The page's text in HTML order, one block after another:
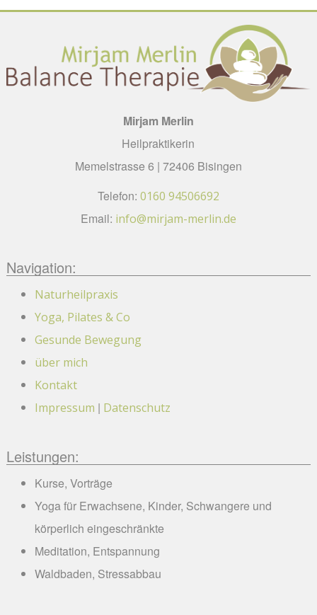
Mirjam Merlin
Heilpraktikerin
Memelstrasse 6 | 72406 Bisingen
Telefon: 0160 94506692
Email: info@mirjam-merlin.de
Navigation:
Naturheilpraxis
Yoga, Pilates & Co
Gesunde Bewegung
über mich
Kontakt
Impressum | Datenschutz
Leistungen:
Kurse, Vorträge
Yoga für Erwachsene, Kinder, Schwangere und
körperlich eingeschränkte
Meditation, Entspannung
Waldbaden, Stressabbau